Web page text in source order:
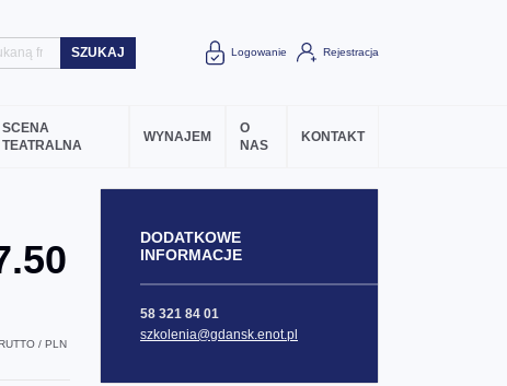
SZUKAJ Logowanie Rejestracja
SCENA
TEATRALNA
WYNAJEM
O
NAS
KONTAKT
/ PLN
DODATKOWE
INFORMACJE
58 321 84 01
szkolenia@gdansk.enot.pl